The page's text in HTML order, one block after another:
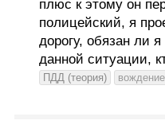
плюс к этому он
полицейский, я
дорогу, обязан ли
данной ситуации,
ПДД (теория) вождение